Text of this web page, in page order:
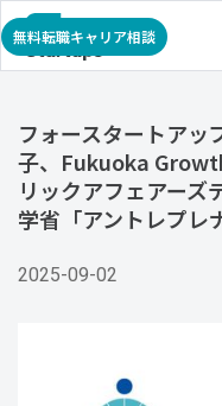
無料転職キャリア相談
フォースタートアッ
子、Fukuoka
リックアフェアーズ
学省「アントレプレ
2025-09-02